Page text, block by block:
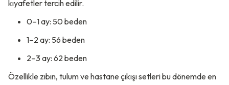
kıyafetler tercih edilir.
0–1 ay: 50 beden
1–2 ay: 56 beden
2–3 ay: 62 beden
Özellikle zıbın, tulum ve hastane çıkışı setleri bu dönemde en